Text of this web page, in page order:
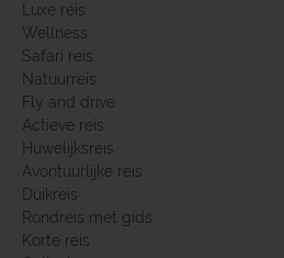
Luxe reis
Wellness
Safari reis
Natuurreis
Fly and drive
Actieve reis
Huwelijksreis
Avontuurlijke reis
Duikreis
Rondreis met gids
Korte reis